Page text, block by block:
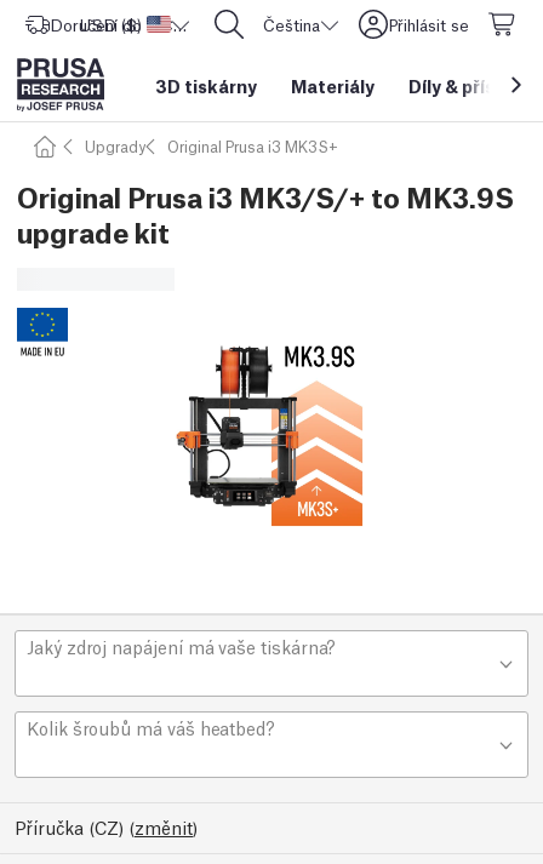
Doručení do Spojené státy americké
USD ($) CORE One L: Nyní skladem! Čeština Přihlásit se
3D tiskárny Materiály Díly &
Upgrady Original Prusa i3 MK3S+
Original Prusa i3 MK3/S/+ to MK3.9S
upgrade kit
Jaký zdroj napájení má vaše tiskárna?
Kolik šroubů má váš heatbed?
Příručka (CZ) (změnit)